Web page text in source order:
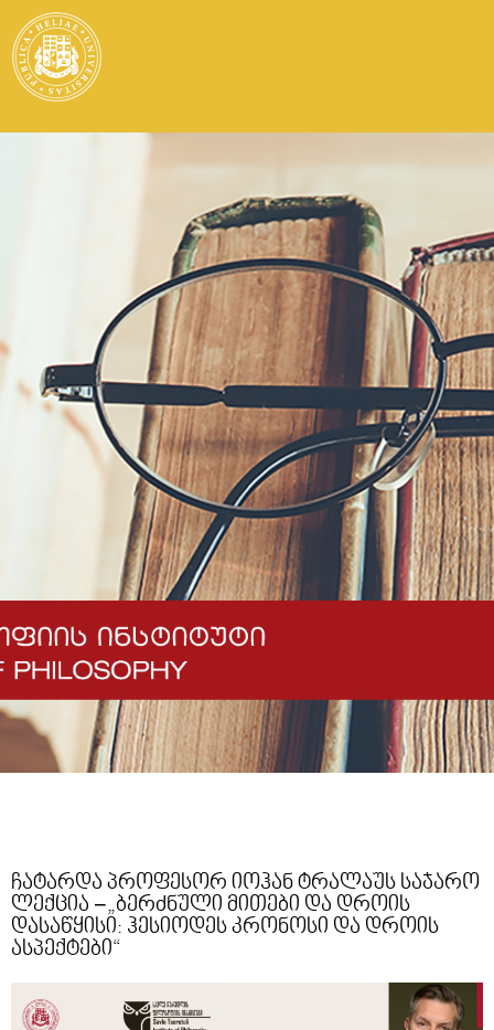
ჩატარდა პროფესორ იოჰან ტრალაუს საჯარო
ლექცია −„ბერძნული მითები და დროის
დასაწყისი: ჰესიოდეს კრონოსი და დროის
ასპექტები“